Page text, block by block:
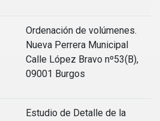
Ordenación de volúmenes.
Nueva Perrera Municipal
Calle López Bravo nº53(B),
09001 Burgos
Estudio de Detalle de la